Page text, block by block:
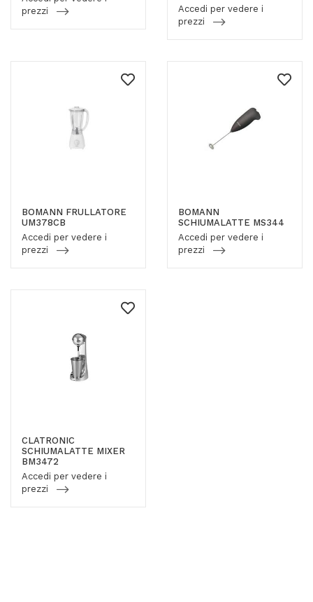
prezzi
Accedi per vedere i
prezzi
BOMANN FRULLATORE
UM378CB
Accedi per vedere i
prezzi
BOMANN
SCHIUMALATTE MS344
Accedi per vedere i
prezzi
CLATRONIC
SCHIUMALATTE MIXER
BM3472
Accedi per vedere i
prezzi